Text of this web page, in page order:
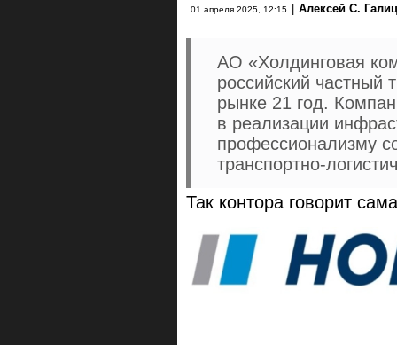
01 апреля 2025, 12:15 Алексей С.
АО «Холдинговая
российский частный
рынке 21 год.
в реализации
профессионализму
транспортно-
Так контора говорит